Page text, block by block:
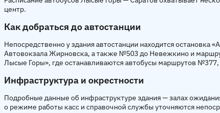
центр.
Как добраться до автостанции
Непосредственно у здания автостанции находится
Автовокзала Жирновска, а также №503 до Невежкино и
Лысые Горы», где останавливаются автобусы маршрутов
Инфраструктура и окрестности
Подробные данные об инфраструктуре здания — залах
о режиме работы касс и справочной службы уточняются